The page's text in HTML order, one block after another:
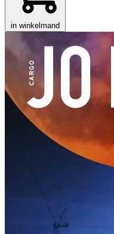
in winkelmand